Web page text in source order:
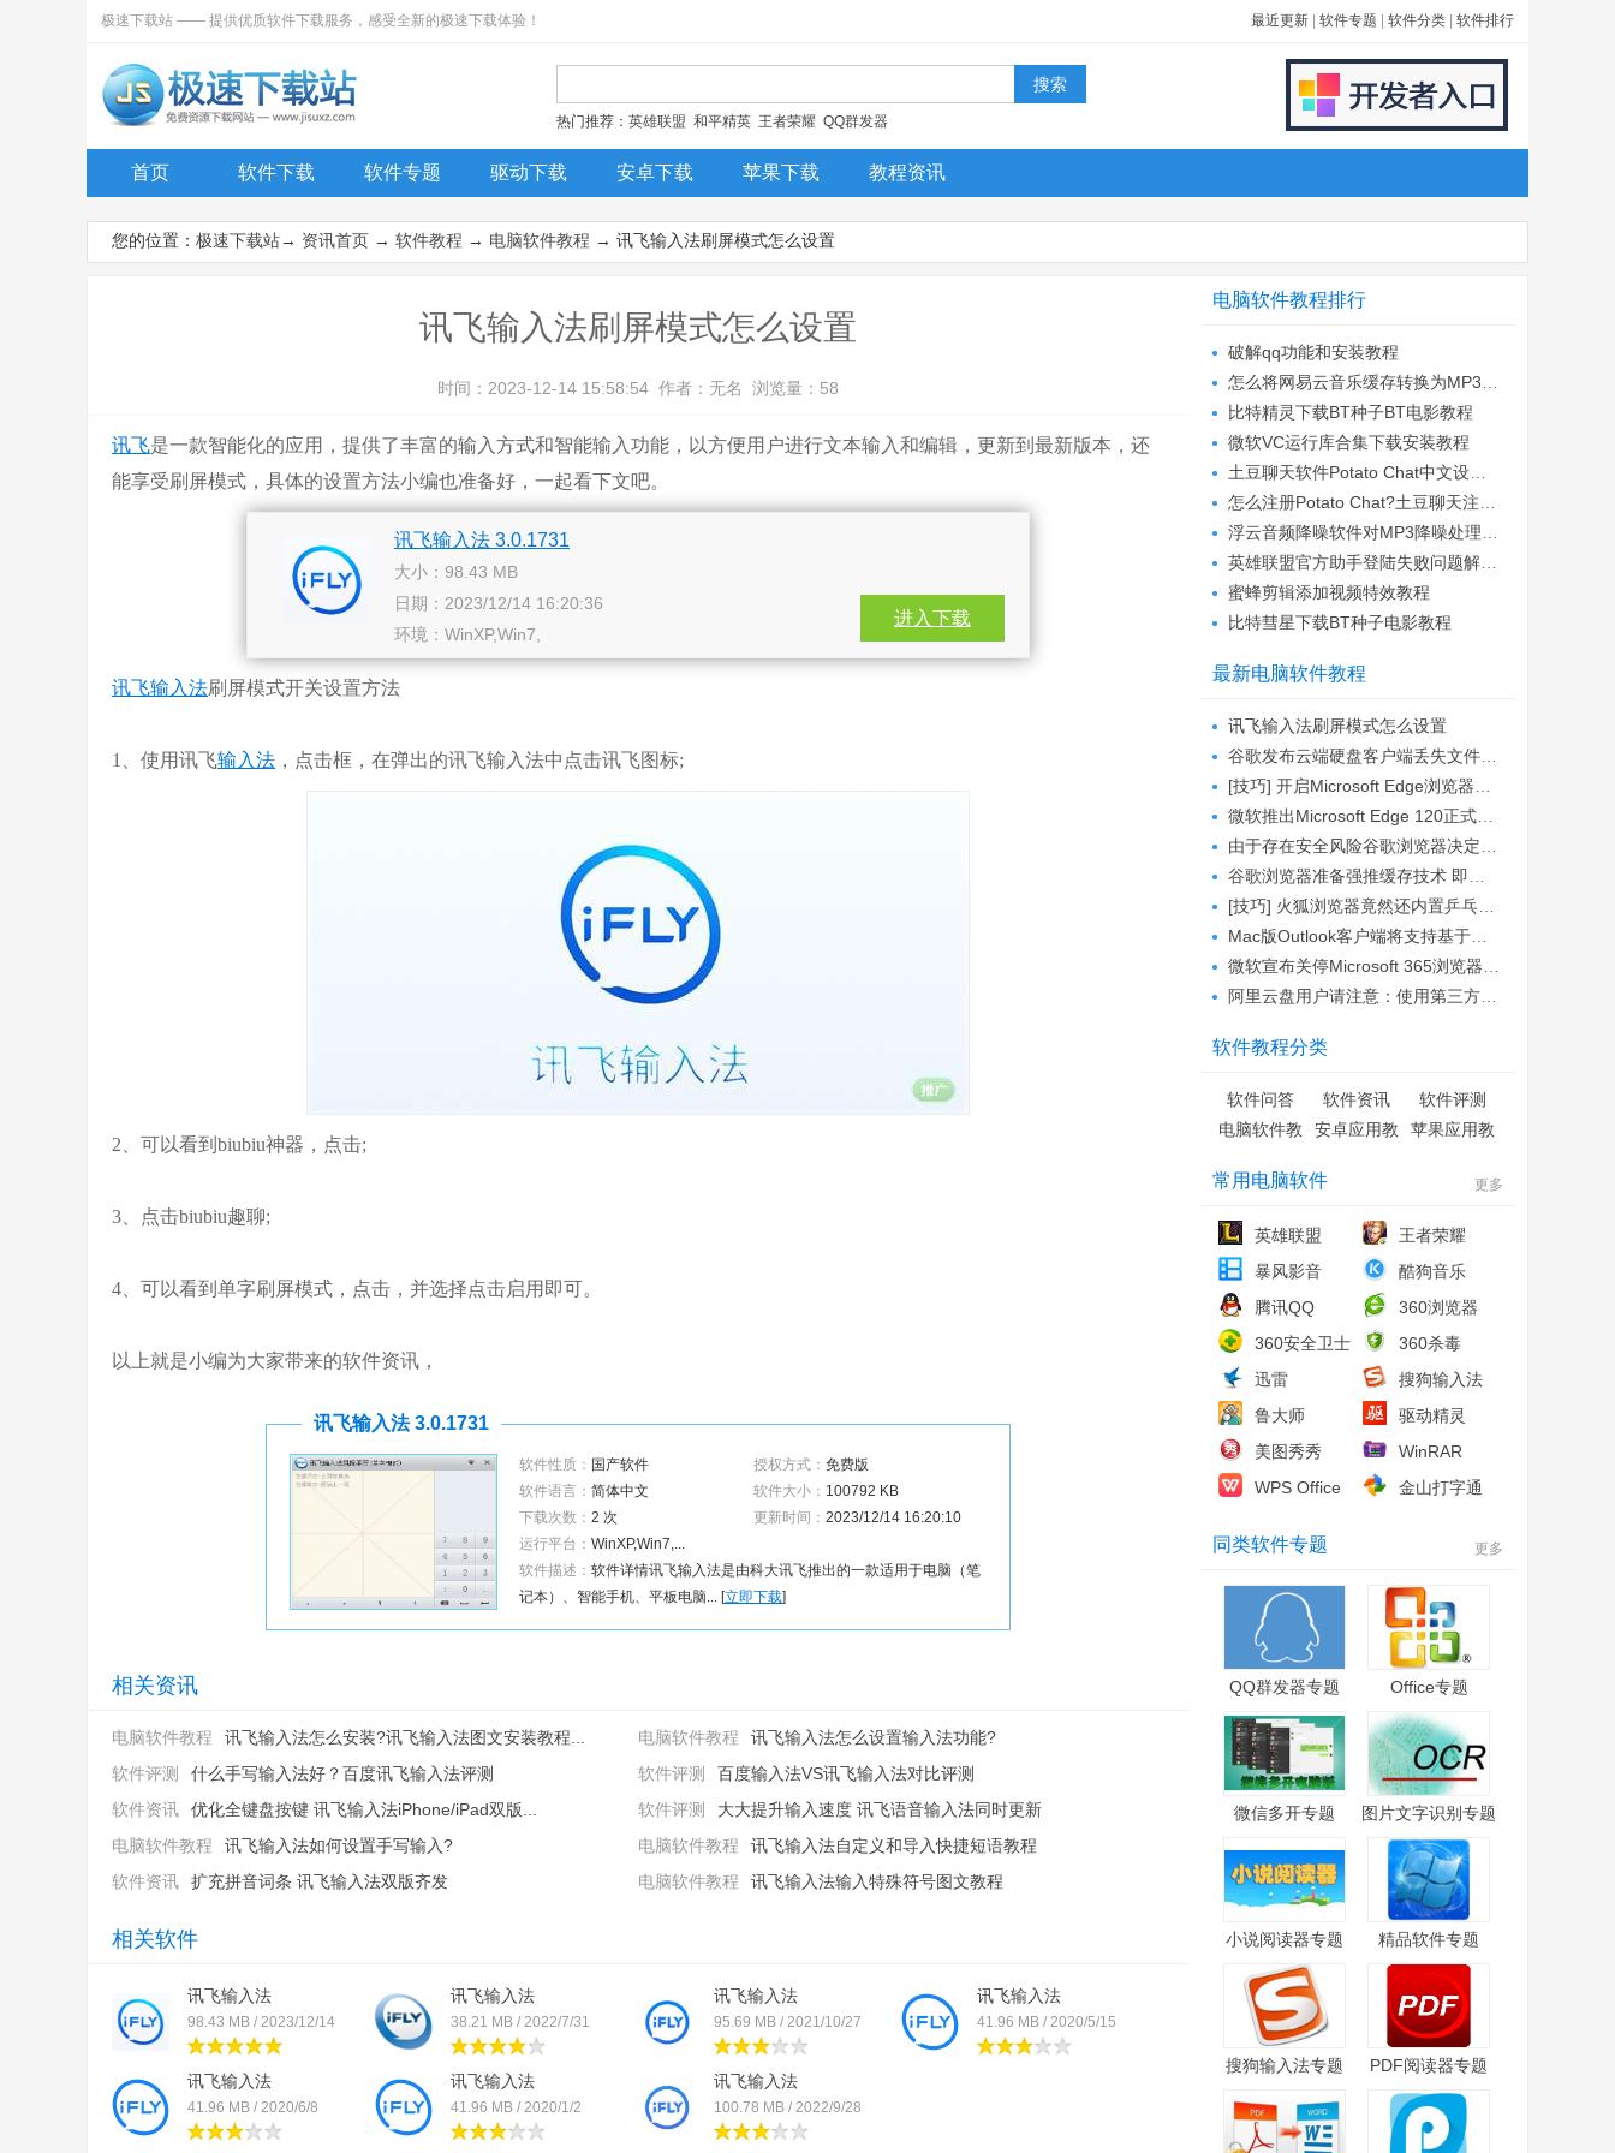
极速下载站 —— 提供优质软件下载服务，感受全新的极速下载体验！ 最近更新 软件专题 软件分类 软件排行
热门推荐： 英雄联盟 和平精英 王者荣耀 QQ群发器
首页 软件下载 软件专题 驱动下载 安卓下载 苹果下载 教程资讯
今日更新 排行榜 装机必备
您的位置： 极速下载站→ 资讯首页 → 软件教程 → 电脑软件教程 → 讯飞输入法刷屏模式怎么设置
讯飞输入法刷屏模式怎么设置
时间：2023-12-14 15:58:54 作者：无名 浏览量：58
讯飞是一款智能化的应用，提供了丰富的输入方式和智能输入功能，以方便用户进行文本输入和编辑，更新到最新版本，还
能享受刷屏模式，具体的设置方法小编也准备好，一起看下文吧。
进入下载
讯飞输入法 3.0.1731
大小：98.43 MB
日期：2023/12/14 16:20:36
环境：WinXP,Win7,
讯飞输入法刷屏模式开关设置方法
1、使用讯飞输入法 ，点击框，在弹出的讯飞输入法中点击讯飞图标;
2、可以看到biubiu神器，点击;
3、点击biubiu趣聊;
4、可以看到单字刷屏模式，点击，并选择点击启用即可。
以上就是小编为大家带来的软件资讯，
讯飞输入法 3.0.1731
软件性质： 国产软件 授权方式： 免费版
软件语言： 简体中文 软件大小： 100792 KB
下载次数： 2 次 更新时间： 2023/12/14 16:20:10
运行平台： WinXP,Win7,...
软件描述： 软件详情讯飞输入法是由科大讯飞推出的一款适用于电脑（笔
记本）、智能手机、平板电脑... [立即下载]
相关资讯
电脑软件教程 讯飞输入法怎么安装?讯飞输入法图文安装教程... 电脑软件教程
讯飞输入法怎么设置输入法功能?
软件评测
什么手写输入法好？百度讯飞输入法评测 软件评测
百度输入法VS讯飞输入法对比评测
软件资讯
优化全键盘按键 讯飞输入法iPhone/iPad双版... 软件评测
大大提升输入速度 讯飞语音输入法同时更新
电脑软件教程
讯飞输入法如何设置手写输入? 电脑软件教程
讯飞输入法自定义和导入快捷短语教程
软件资讯
扩充拼音词条 讯飞输入法双版齐发 电脑软件教程 讯飞输入法输入特殊符号图文教程
相关软件
讯飞输入法
98.43 MB / 2023/12/14
讯飞输入法
38.21 MB / 2022/7/31
讯飞输入法
95.69 MB / 2021/10/27
讯飞输入法
41.96 MB / 2020/5/15
讯飞输入法
41.96 MB / 2020/6/8
讯飞输入法
41.96 MB / 2020/1/2
讯飞输入法
100.78 MB / 2022/9/28
电脑软件教程排行
破解qq功能和安装教程
比特精灵下载BT种子BT电影教程
微软VC运行库合集下载安装教程
蜜蜂剪辑添加视频特效教程
比特彗星下载BT种子电影教程
最新电脑软件教程
讯飞输入法刷屏模式怎么设置
软件教程分类
软件问答 软件资讯
软件评测
电脑软件教
安卓应用教
苹果应用教
更多
常用电脑软件
英雄联盟
王者荣耀
暴风影音
酷狗音乐
腾讯QQ
360浏览器
360安全卫士
360杀毒
迅雷
搜狗输入法
鲁大师
驱动精灵
美图秀秀
WinRAR
WPS Office
金山打字通
更多
同类软件专题
QQ群发器专题 Office专题
微信多开专题 图片文字识别专题
小说阅读器专题 精品软件专题
搜狗输入法专题 PDF阅读器专题